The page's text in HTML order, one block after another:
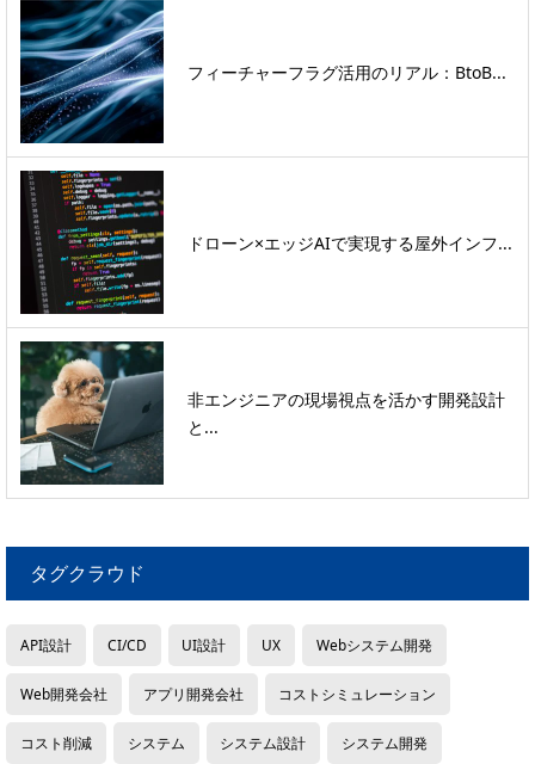
フィーチャーフラグ活用のリアル：BtoB...
ドローン×エッジAIで実現する屋外インフ...
非エンジニアの現場視点を活かす開発設計
と...
タグクラウド
API設計 CI/CD UI設計 UX Webシステム開発
Web開発会社 アプリ開発会社 コストシミュレーション
コスト削減 システム システム設計 システム開発